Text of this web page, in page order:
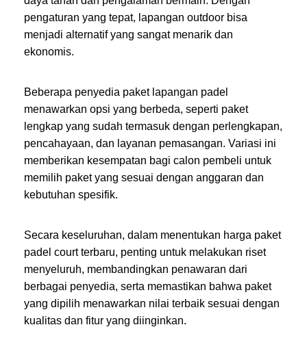
pengaturan yang tepat, lapangan outdoor bisa
menjadi alternatif yang sangat menarik dan
ekonomis.
Beberapa penyedia paket lapangan padel
menawarkan opsi yang berbeda, seperti paket
lengkap yang sudah termasuk dengan perlengkapan,
pencahayaan, dan layanan pemasangan. Variasi ini
memberikan kesempatan bagi calon pembeli untuk
memilih paket yang sesuai dengan anggaran dan
kebutuhan spesifik.
Secara keseluruhan, dalam menentukan harga paket
padel court terbaru, penting untuk melakukan riset
menyeluruh, membandingkan penawaran dari
berbagai penyedia, serta memastikan bahwa paket
yang dipilih menawarkan nilai terbaik sesuai dengan
kualitas dan fitur yang diinginkan.